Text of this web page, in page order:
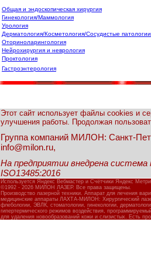
Общая и эндоскопическая хирургия
Гинекология/Маммология
Урология
Дерматология/Косметология/Сосудистые патологии
Оториноларингология
Нейрохирургия и неврология
Проктология
Гастроэнтерология
Этот сайт использует файлы cookies и
улучшения работы. Продолжая
Группа компаний МИЛОН: Санкт-
info@milon.ru,
На предприятии внедрена
ISO13485:2016
Используется Яндекс Вебмастер и Счётчики Яндекс
©1992 - 2026 МИЛОН ЛАЗЕР. Все права защищены.
Производство лазерной техники. Аппарат для лечения
медицинские аппараты ЛАХТА-МИЛОН: Хирургический
флебологии, ЭВЛК, стоматологии, гинекологии,
гипертермического режимов воздействия,
для удаления новообразований кожи и слизистых. Есть